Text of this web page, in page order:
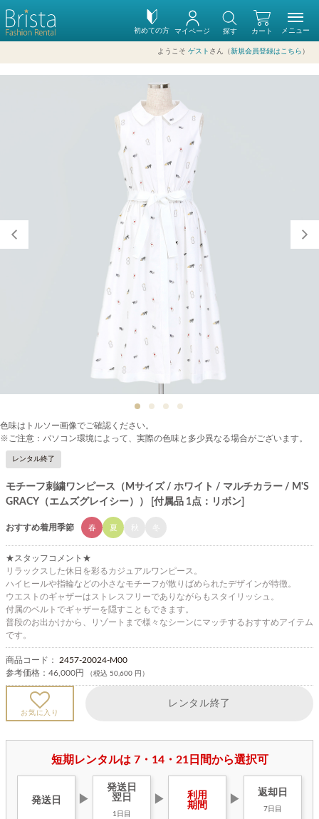
初めての方 カート
マイページ 探す
ようこそ ゲスト さん（新規会員登録はこちら ）
メニュー
色味はトルソー画像でご確認ください。
※ご注意：パソコン環境によって、実際の色味と多少異なる場合がございます。
レンタル終了
モチーフ刺繍ワンピース（Mサイズ / ホワイト / マルチカラー / M'S
GRACY（エムズグレイシー）） [付属品 1点：リボン]
おすすめ着用季節 春 夏
★スタッフコメント★
リラックスした休日を彩るカジュアルワンピース。
ハイヒールや指輪などの小さなモチーフが散りばめられたデザインが特徴。
ウエストのギャザーはストレスフリーでありながらもスタイリッシュ。
付属のベルトでギャザーを隠すこともできます。
普段のお出かけから、リゾートまで様々なシーンにマッチするおすすめアイテム
です。
商品コード： 2457-20024-M00
参考価格： 46,000円 （税込 50,600 円）
お気に入り
レンタル終了
短期レンタルは 7・14・21日間から選択可
発送日 ▶
発送日
翌日
1日目
▶
利用
期間
▶
返却日
7日目